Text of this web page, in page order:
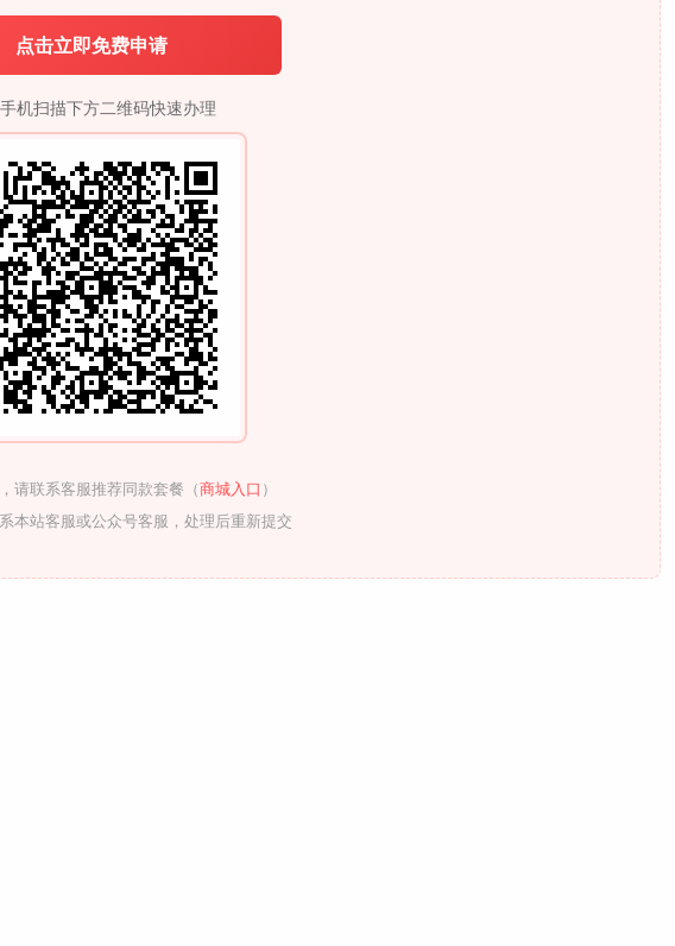
点击立即免费申请
机扫描下方二维码快速办理
请联系客服推荐同款套餐（商城入口 ）
本站客服或公众号客服，处理后重新提交